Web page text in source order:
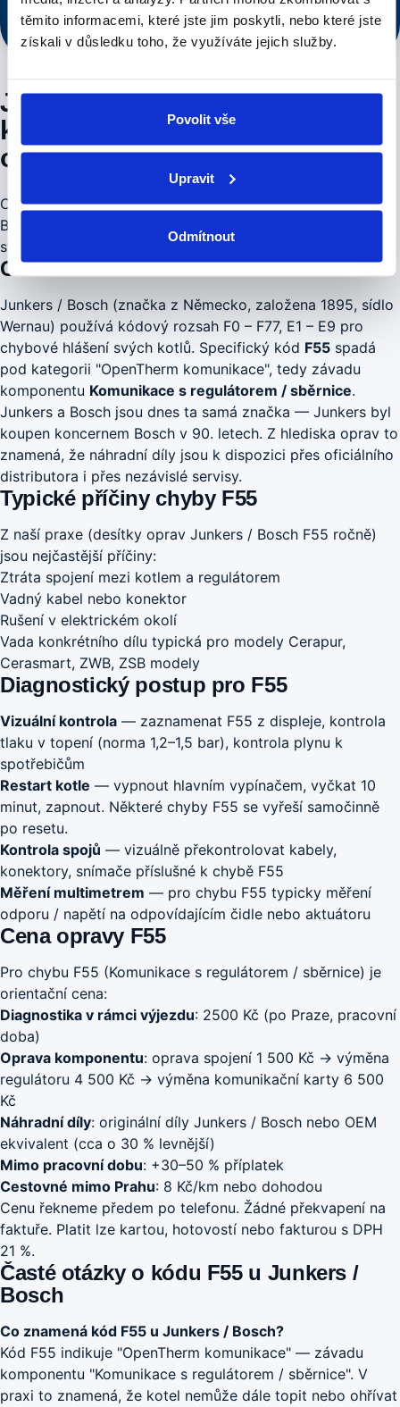
těmito informacemi, které jste jim poskytli, nebo které jste
získali v důsledku toho, že využíváte jejich služby.
Povolit vše
Upravit
Odmítnout
Rychlý dojezd po Praze Cena řečena předem
Voláte řemeslníkovi, ne call centru
Junkers / Bosch F55 —
kompletní diagnostika a postup
opravy
Chybový kódF55patří mezi typické u kotlů Junkers /
Bosch. Indikuje "OpenTherm komunikace" — toto je
standardní diagnostika, kterou provádíme.
Co kód F55 znamená u Junkers / Bosch
Junkers / Bosch (značka z Německo, založena 1895, sídlo
Wernau) používá kódový rozsah F0 – F77, E1 – E9 pro
chybové hlášení svých kotlů. Specifický kód F55 spadá
pod kategorii "OpenTherm komunikace", tedy závadu
komponentu Komunikace s regulátorem / sběrnice.
Junkers a Bosch jsou dnes ta samá značka — Junkers byl
koupen koncernem Bosch v 90. letech. Z hlediska oprav to
znamená, že náhradní díly jsou k dispozici přes oficiálního
distributora i přes nezávislé servisy.
Typické příčiny chyby F55
Z naší praxe (desítky oprav Junkers / Bosch F55 ročně)
jsou nejčastější příčiny:
Ztráta spojení mezi kotlem a regulátorem
Vadný kabel nebo konektor
Rušení v elektrickém okolí
Vada konkrétního dílu typická pro modely Cerapur,
Cerasmart, ZWB, ZSB modely
Diagnostický postup pro F55
Vizuální kontrola — zaznamenat F55 z displeje, kontrola
tlaku v topení (norma 1,2–1,5 bar), kontrola plynu k
spotřebičům
Restart kotle — vypnout hlavním vypínačem, vyčkat 10
minut, zapnout. Některé chyby F55 se vyřeší samočinně
po resetu.
Kontrola spojů — vizuálně překontrolovat kabely,
konektory, snímače příslušné k chybě F55
Měření multimetrem — pro chybu F55 typicky měření
odporu / napětí na odpovídajícím čidle nebo aktuátoru
Cena opravy F55
Pro chybu F55 (Komunikace s regulátorem / sběrnice) je
orientační cena:
Diagnostika v rámci výjezdu: 2500 Kč (po Praze, pracovní
doba)
Oprava komponentu: oprava spojení 1 500 Kč → výměna
regulátoru 4 500 Kč → výměna komunikační karty 6 500
Kč
Náhradní díly: originální díly Junkers / Bosch nebo OEM
ekvivalent (cca o 30 % levnější)
Mimo pracovní dobu: +30–50 % příplatek
Cestovné mimo Prahu: 8 Kč/km nebo dohodou
Cenu řekneme předem po telefonu. Žádné překvapení na
faktuře. Platit lze kartou, hotovostí nebo fakturou s DPH
21 %.
Časté otázky o kódu F55 u Junkers /
Bosch
Co znamená kód F55 u Junkers / Bosch?
Kód F55 indikuje "OpenTherm komunikace" — závadu
komponentu "Komunikace s regulátorem / sběrnice". V
praxi to znamená, že kotel nemůže dále topit nebo ohřívat